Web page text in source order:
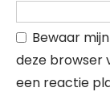
Bewaar
deze browser
een reactie